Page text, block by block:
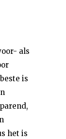
als
is
het is